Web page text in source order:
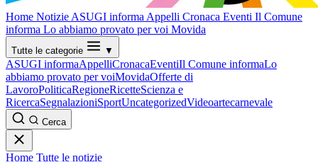
Home Notizie ASUGI informa Appelli Cronaca Eventi Il Comune
informa Lo abbiamo provato per voi Movida
Tutte le categorie ▼
ASUGI informaAppelliCronacaEventiIl Comune informaLo
abbiamo provato per voiMovidaOfferte di
LavoroPoliticaRegioneRicetteScienza e
RicercaSegnalazioniSportUncategorizedVideoartecarnevale
Cerca
Home Tutte le notizie